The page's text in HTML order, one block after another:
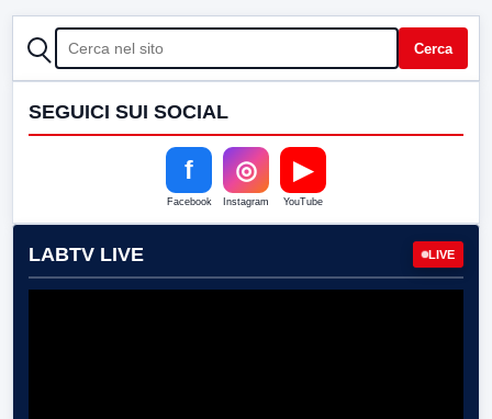
CERCA Cerca
SEGUICI SUI SOCIAL
f
Facebook
◎
Instagram
▶
YouTube
LABTV LIVE LIVE